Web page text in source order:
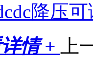
降压
情 +
上